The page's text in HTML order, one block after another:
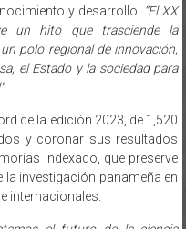
y desarrollo.
“El XX
un hito que trasciende la
polo regional de innovación,
el Estado y la sociedad para
de la edición 2023, de 1,520
y coronar sus resultados
indexado, que preserve
investigación panameña en
internacionales.